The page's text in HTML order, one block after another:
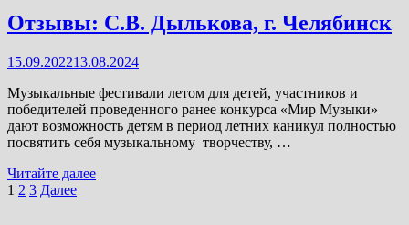
Николаевна,
г.
Отзывы: С.В. Дылькова, г. Челябинск
15.09.202213.08.2024
Музыкальные фестивали летом для детей, участников и
победителей проведенного ранее конкурса «Мир Музыки»
дают возможность детям в период летних каникул полностью
посвятить себя музыкальному творчеству, …
Отзывы:
С.В.
Читайте далее
Пагинация
1 2 3 Далее